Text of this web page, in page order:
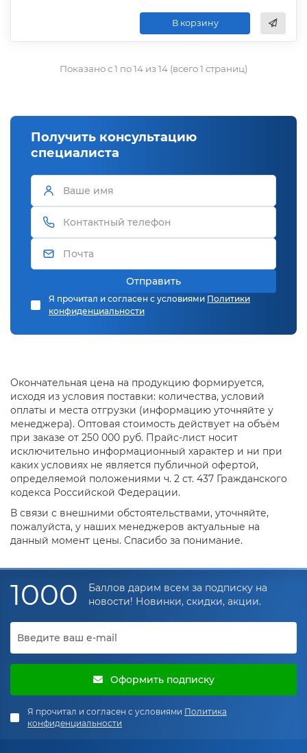
В корзину
Показано с 1 по 14 из 14 (всего 1 страниц)
Получить консультацию
специалиста
Отправить
Я прочитал и согласен с условиями Политики
конфиденциальности
Окончательная цена на продукцию формируется,
исходя из условия поставки: количества, условий
оплаты и места отгрузки (информацию уточняйте у
менеджера). Оптовая стоимость действует на объём
при заказе от 250 000 руб. Прайс-лист носит
исключительно информационный характер и ни при
каких условиях не является публичной офертой,
определяемой положениями ч. 2 ст. 437 Гражданского
кодекса Российской Федерации.
В связи с внешними обстоятельствами, уточняйте,
пожалуйста, у наших менеджеров актуальные на
данный момент цены. Спасибо за понимание.
1000
Баллов дарим всем за подписку на
новости! Новинки, скидки, акции.
Оформить подписку
Я прочитал и согласен с условиями Политика
конфиденциальности